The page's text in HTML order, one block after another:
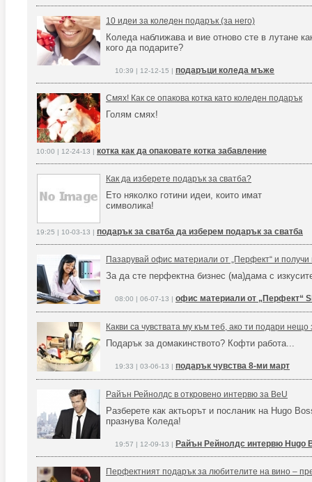
10 идеи за коледен подарък (за него)
Коледа наближава и вие отново сте в лутане
кого да подарите?
10:39 | 12-12-15 | подаръци коледа мъже
Смях! Как се опакова котка като коледен подарък
Голям смях!
10:00 | 12-24-13 | котка как да опаковате котка забавление
Как да изберете подарък за сватба?
Ето няколко готини идеи, които имат
символика!
19:25 | 10-03-13 | подарък за сватба да изберем подарък за сватба
Пазарувай офис материали от „Перфект“ и
За да сте перфектна бизнес (ма)дама с
08:00 | 06-07-13 | офис материали от „Перфект“
Какви са чувствата му към теб, ако ти подари нещо
Подарък за домакинството? Кофти работа...
19:33 | 03-06-13 | подарък чувства 8-ми март
Райън Рейнолдс в откровено интервю за BeU
Разберете как актьорът и посланик на Hugo
празнува Коледа!
19:57 | 12-09-13 | Райън Рейнолдс интервю Hugo
Перфектният подарък за любителите на вино –